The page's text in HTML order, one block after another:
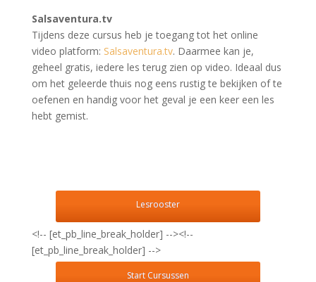
Salsaventura.tv
Tijdens deze cursus heb je toegang tot het online
video platform: Salsaventura.tv. Daarmee kan je,
geheel gratis, iedere les terug zien op video. Ideaal dus
om het geleerde thuis nog eens rustig te bekijken of te
oefenen en handig voor het geval je een keer een les
hebt gemist.
Lesrooster
<!-- [et_pb_line_break_holder] --><!--
[et_pb_line_break_holder] -->
Start Cursussen